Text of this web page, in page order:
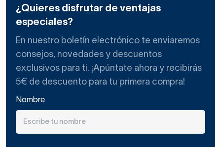
¿Quieres disfrutar de ventajas
especiales?
En nuestro boletín electrónico te enviaremos
consejos, novedades y descuentos
exclusivos para ti. ¡Apúntate ahora y recibirás
5€ de descuento para tu primera compra!
Nombre